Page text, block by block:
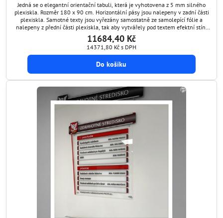
Jedná se o elegantní orientační tabuli, která je vyhotovena z 5 mm silného
plexiskla. Rozměr 180 x 90 cm. Horizontální pásy jsou nalepeny v zadní části
plexiskla. Samotné texty jsou vyřezány samostatně ze samolepící fólie a
nalepeny z přední části plexiskla, tak aby vytvářely pod textem efektní stín.
Zároveň v případě potřeby lze tyto texty snadno aktualizovat jejich odlepením
a nalepením...
11684,40 Kč
14371,80 Kč s DPH
Do košíku